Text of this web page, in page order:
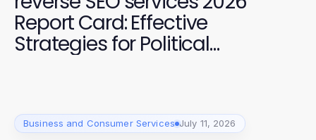
Report Card: Effective
Strategies for Political
Business and Consumer Services July 11, 2026